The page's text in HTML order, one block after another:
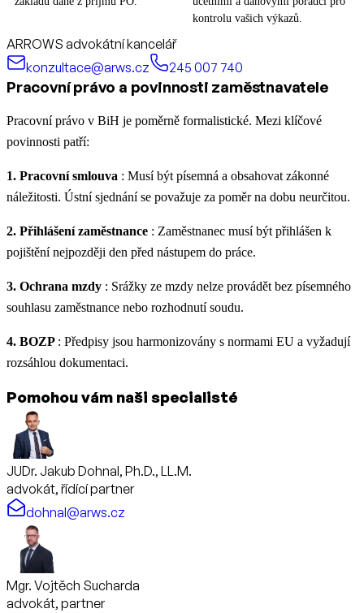
kontrolu vašich výkazů.
ARROWS advokátní kancelář
konzultace@arws.cz
245 007 740
Pracovní právo a povinnosti zaměstnavatele
Pracovní právo v BiH je poměrně formalistické. Mezi klíčové
povinnosti patří:
1. Pracovní smlouva : Musí být písemná a obsahovat zákonné
náležitosti. Ústní sjednání se považuje za poměr na dobu neurčitou.
2. Přihlášení zaměstnance : Zaměstnanec musí být přihlášen k
pojištění nejpozději den před nástupem do práce.
3. Ochrana mzdy : Srážky ze mzdy nelze provádět bez písemného
souhlasu zaměstnance nebo rozhodnutí soudu.
4. BOZP : Předpisy jsou harmonizovány s normami EU a vyžadují
rozsáhlou dokumentaci.
Pomohou vám naši specialisté
JUDr. Jakub Dohnal, Ph.D., LL.M.
advokát, řídící partner
dohnal@arws.cz
Mgr. Vojtěch Sucharda
advokát, partner